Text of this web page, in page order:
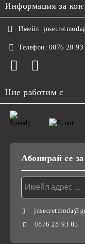
Информация за
Имейл:
Телефон: 0876 28 93
Ние работим с
Абонирай се
0876 28 93 05